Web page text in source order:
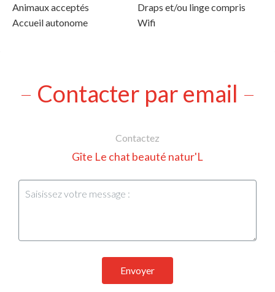
Animaux acceptés
Accueil autonome
Draps et/ou linge compris
Wifi
Contacter par email
Contactez
Gîte Le chat beauté natur'L
Envoyer